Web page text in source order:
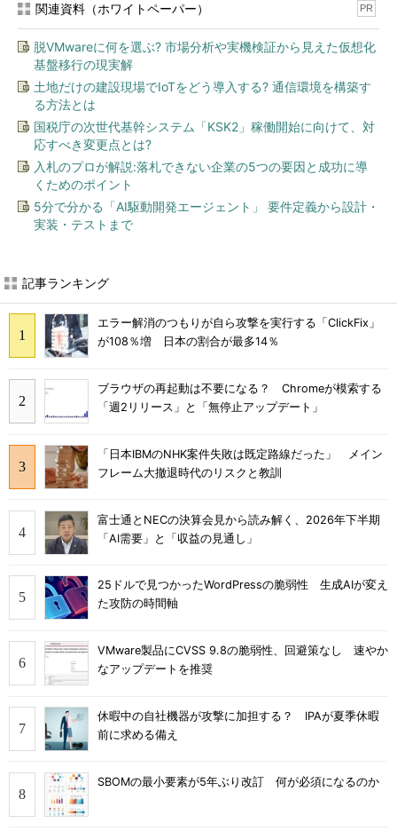
関連資料（ホワイトペーパー） PR
脱VMwareに何を選ぶ? 市場分析や実機検証から見えた仮想化
基盤移行の現実解
土地だけの建設現場でIoTをどう導入する? 通信環境を構築す
る方法とは
国税庁の次世代基幹システム「KSK2」稼働開始に向けて、対
応すべき変更点とは?
入札のプロが解説:落札できない企業の5つの要因と成功に導
くためのポイント
5分で分かる「AI駆動開発エージェント」 要件定義から設計・
実装・テストまで
記事ランキング
エラー解消のつもりが自ら攻撃を実行する「ClickFix」
が108％増 日本の割合が最多14％
ブラウザの再起動は不要になる？ Chromeが模索する
「週2リリース」と「無停止アップデート」
「日本IBMのNHK案件失敗は既定路線だった」 メイン
フレーム大撤退時代のリスクと教訓
富士通とNECの決算会見から読み解く、2026年下半期
「AI需要」と「収益の見通し」
25ドルで見つかったWordPressの脆弱性 生成AIが変え
た攻防の時間軸
VMware製品にCVSS 9.8の脆弱性、回避策なし 速やか
なアップデートを推奨
休暇中の自社機器が攻撃に加担する？ IPAが夏季休暇
前に求める備え
SBOMの最小要素が5年ぶり改訂 何が必須になるのか